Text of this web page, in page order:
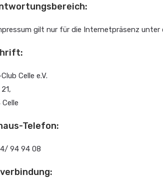
gilt nur für die Internetpräsenz unter
Celle e.V.
Telefon:
94 94 08